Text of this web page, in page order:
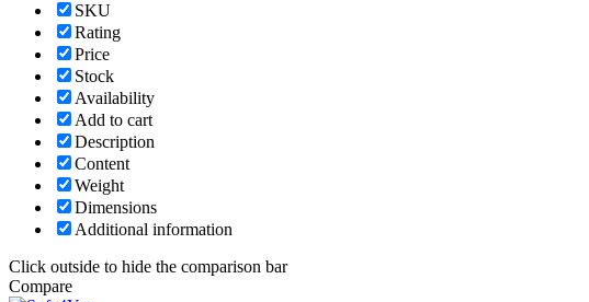
SKU
Rating
Price
Stock
Availability
Add to cart
Description
Content
Weight
Dimensions
Additional information
Click outside to hide the comparison bar
Compare